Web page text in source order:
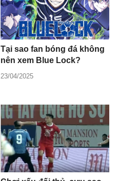
Tại sao fan bóng đá không
nên xem Blue Lock?
23/04/2025